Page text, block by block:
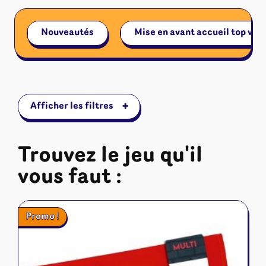
Autres
Nouveautés Mise en avant accueil top
Afficher les filtres +
Trouvez le jeu qu'il
vous faut :
Promo !